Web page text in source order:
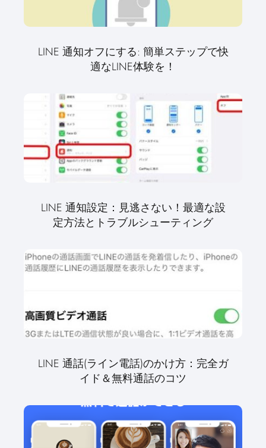
LINE 通知オフにする: 簡単ステップで快
適なLINE体験を！
LINE 通知設定：見逃さない！最適な設
定方法とトラブルシューティング
LINE 通話(ライン電話)のかけ方：完全ガ
イド＆無料通話のコツ